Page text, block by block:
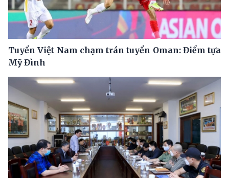
Tuyển Việt Nam chạm trán tuyển Oman: Điểm tựa
Mỹ Đình